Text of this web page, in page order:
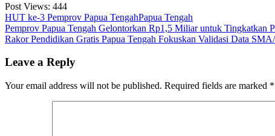
Post Views: 444
HUT ke-3 Pemprov Papua TengahPapua Tengah
Post
navigation
Pemprov Papua Tengah Gelontorkan Rp1,5 Miliar untuk Tingkatkan
Rakor Pendidikan Gratis Papua Tengah Fokuskan Validasi Data
Leave a Reply
Your email address will not be published. Required fields are marked *